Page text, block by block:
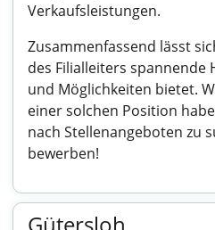
Verkaufsleistungen.
Zusammenfassend lässt
des Filialleiters spannende
und Möglichkeiten bietet.
einer solchen Position
nach Stellenangeboten zu
bewerben!